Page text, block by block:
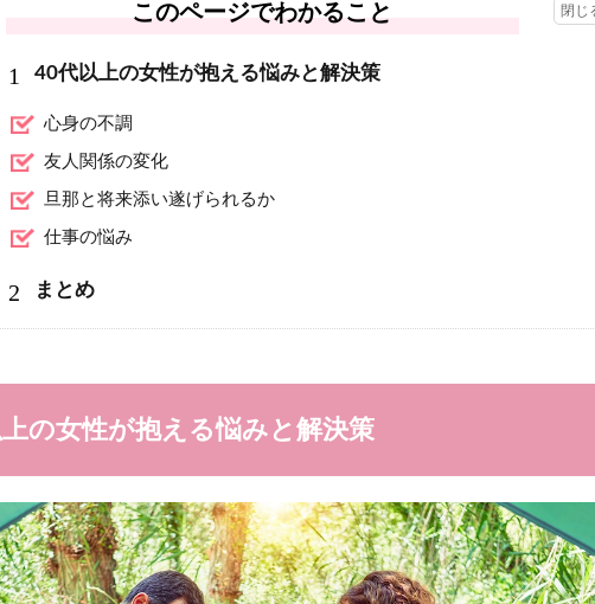
このページでわかること
1 40代以上の女性が抱える悩みと解決策
心身の不調
友人関係の変化
旦那と将来添い遂げられるか
仕事の悩み
2 まとめ
上の女性が抱える悩みと解決策